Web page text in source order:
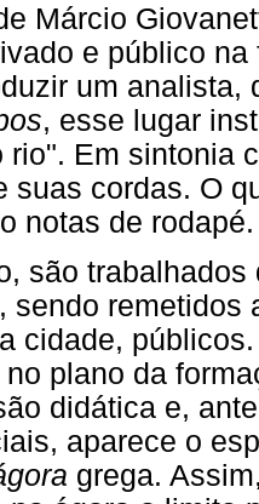
Márcio
e público
um analista,
, esse lugar
rio". Em sintonia
suas cordas. O
notas de rodapé.
são
sendo remetidos
cidade,
plano da
didática e,
aparece o
grega.